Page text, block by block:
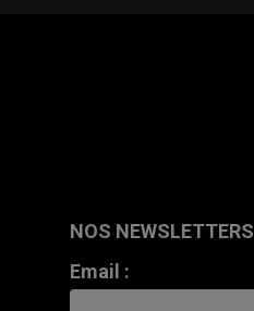
NOS NEWSLETTERS
Email :